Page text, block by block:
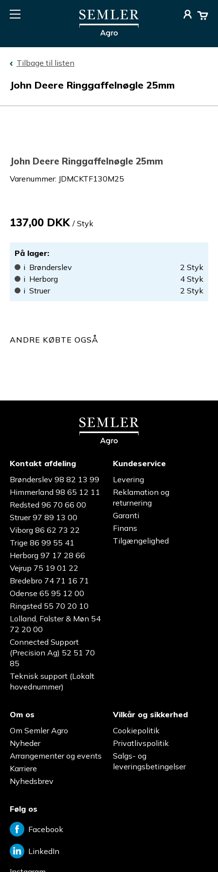
Tilbage til listen
John Deere Ringgaffelnøgle 25mm
John Deere Ringgaffelnøgle 25mm
Varenummer: JDMCKTF130M25
137,00 DKK / Styk
På lager:
i Brønderslev 2 Styk
i Herborg 4 Styk
i Struer 2 Styk
ANDRE KØBTE OGSÅ
Kontakt afdeling
Brønderslev 98 82 13 99
Himmerland 98 65 12 11
Redsted 96 70 66 00
Struer 97 89 13 00
Viborg 86 62 73 22
Trige 86 99 55 41
Herborg 97 17 28 66
Vejrup 75 19 01 22
Bredebro 74 71 16 71
Odense 65 95 12 00
Ringsted 55 70 20 10
Lolland, Falster & Møn 54
72 20 00
Connected Support
(Precision Ag) 52 51 70
85
Teknisk support (Lokalt
hovednummer)
Kundeservice
Levering
Reklamation og
returnering
Garanti
Finans
Tilgængelighed
Om os
Om Semler Agro
Nyheder
Arrangementer og events
Karriere
Nyhedsbrev
Vilkår og sikkerhed
Cookiepolitik
Privatlivspolitik
Salgs- og
leveringsbetingelser
Følg os
Facebook
LinkedIn